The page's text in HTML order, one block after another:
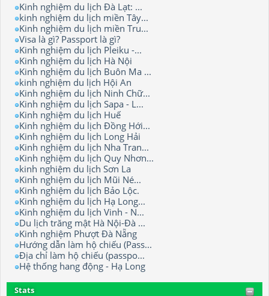
Kinh nghiệm du lịch Đà Lạt: ...
kinh nghiệm du lịch miền Tây...
Kinh nghiệm du lịch miền Tru...
Visa là gì? Passport là gì?
Kinh nghiệm du lịch Pleiku -...
Kinh nghiệm du lịch Hà Nội
Kinh nghiệm du lịch Buôn Ma ...
kinh nghiệm du lịch Hội An
Kinh nghiệm du lịch Ninh Chữ...
Kinh nghiệm du lịch Sapa - L...
Kinh nghiệm du lịch Huế
Kinh nghiệm du lịch Đồng Hới...
Kinh nghiệm du lịch Long Hải
Kinh nghiệm du lịch Nha Tran...
Kinh nghiệm du lịch Quy Nhơn...
kinh nghiệm du lịch Sơn La
Kinh nghiệm du lịch Mũi Né...
Kinh nghiệm du lịch Bảo Lộc.
Kinh nghiệm du lịch Hạ Long...
Kinh nghiệm du lịch Vinh - N...
Du lịch trăng mật Hà Nội-Đà ...
Kinh nghiệm Phượt Đà Nẵng
Hướng dẫn làm hộ chiếu (Pass...
Địa chỉ làm hộ chiếu (passpo...
Hệ thống hang động - Hạ Long
Stats